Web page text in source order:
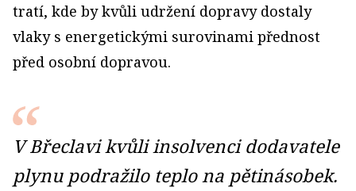
tratí, kde by kvůli udržení dopravy dostaly
vlaky s energetickými surovinami přednost
před osobní dopravou.
V Břeclavi kvůli insolvenci dodavatele
plynu podražilo teplo na pětinásobek.